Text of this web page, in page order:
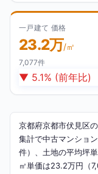
一戸建て 価格
23.2万/㎡
7,077件
▼ 5.1% (前年比)
京都府京都市伏見区
集計で中古マンショ
件）、土地の平均坪
㎡単価は23.2万円（